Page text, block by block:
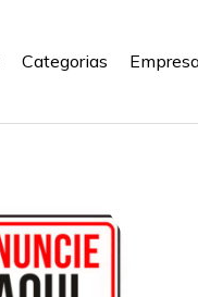
Categorias